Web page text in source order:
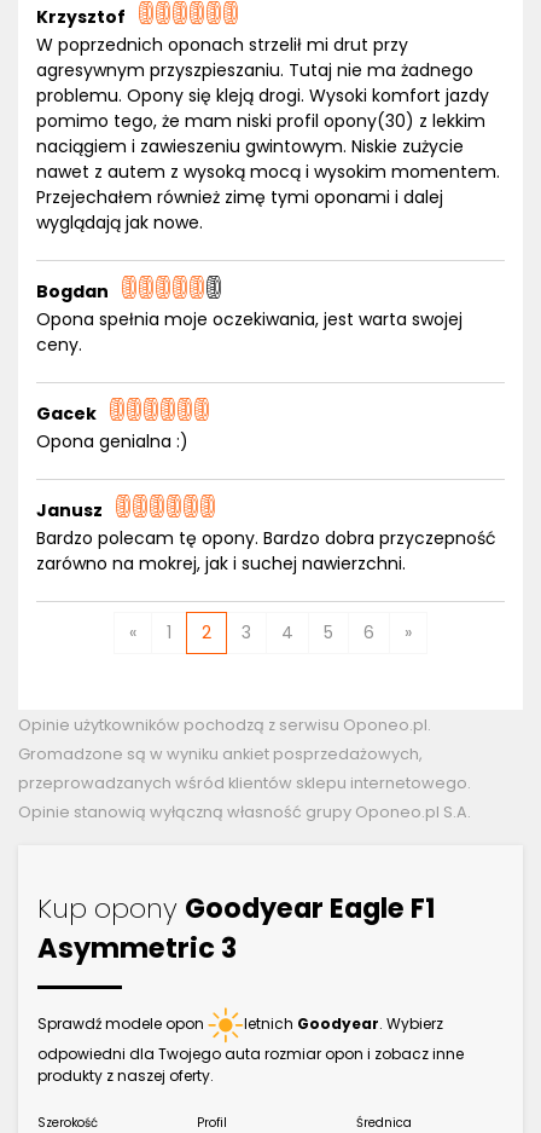
Krzysztof
W poprzednich oponach strzelił mi drut przy
agresywnym przyszpieszaniu. Tutaj nie ma żadnego
problemu. Opony się kleją drogi. Wysoki komfort jazdy
pomimo tego, że mam niski profil opony(30) z lekkim
naciągiem i zawieszeniu gwintowym. Niskie zużycie
nawet z autem z wysoką mocą i wysokim momentem.
Przejechałem również zimę tymi oponami i dalej
wyglądają jak nowe.
Bogdan
Opona spełnia moje oczekiwania, jest warta swojej
ceny.
Gacek
Opona genialna :)
Janusz
Bardzo polecam tę opony. Bardzo dobra przyczepność
zarówno na mokrej, jak i suchej nawierzchni.
« 1 2 3 4 5 6 »
Opinie użytkowników pochodzą z serwisu Oponeo.pl.
Gromadzone są w wyniku ankiet posprzedażowych,
przeprowadzanych wśród klientów sklepu internetowego.
Opinie stanowią wyłączną własność grupy Oponeo.pl S.A.
Kup opony Goodyear Eagle F1
Asymmetric 3
Sprawdź modele opon letnich Goodyear. Wybierz
odpowiedni dla Twojego auta rozmiar opon i zobacz inne
produkty z naszej oferty.
Szerokość Profil Średnica